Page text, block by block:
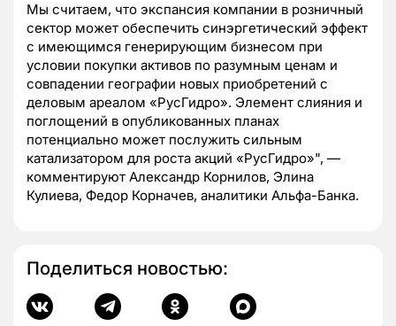
Мы считаем, что экспансия компании в розничный
сектор может обеспечить синэргетический эффект
с имеющимся генерирующим бизнесом при
условии покупки активов по разумным ценам и
совпадении географии новых приобретений с
деловым ареалом «РусГидро». Элемент слияния и
поглощений в опубликованных планах
потенциально может послужить сильным
катализатором для роста акций «РусГидро»", —
комментируют Александр Корнилов, Элина
Кулиева, Федор Корначев, аналитики Альфа-Банка.
Поделиться новостью: